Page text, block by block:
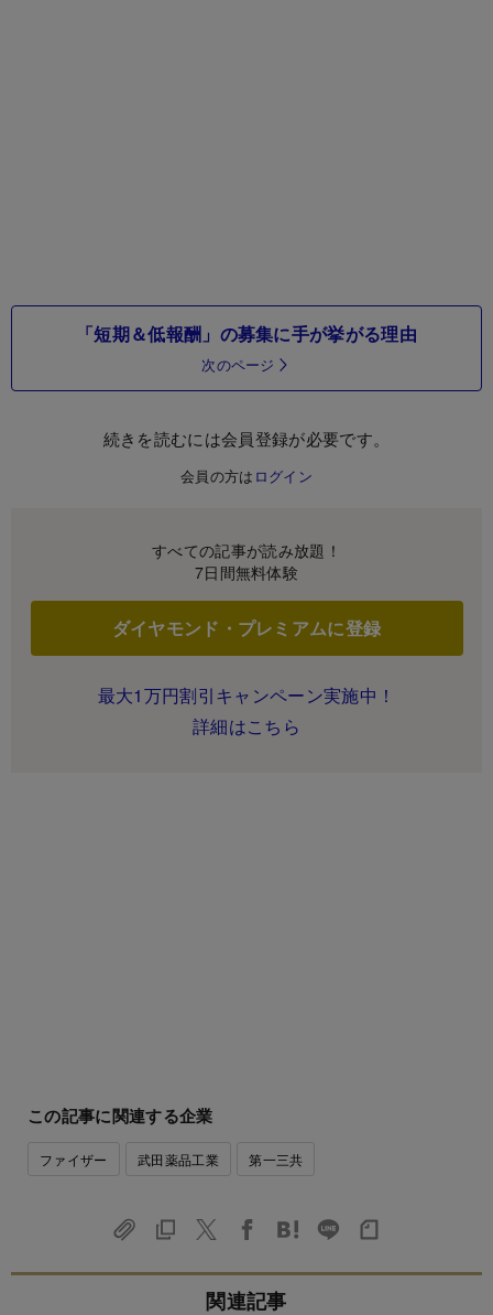
「短期＆低報酬」の募集に手が挙がる理由
次のページ
続きを読むには会員登録が必要です。
会員の方は ログイン
すべての記事が読み放題！
7日間無料体験
ダイヤモンド・プレミアムに登録
最大1万円割引キャンペーン実施中！
詳細はこちら
この記事に関連する企業
ファイザー 武田薬品工業 第一三共
関連記事